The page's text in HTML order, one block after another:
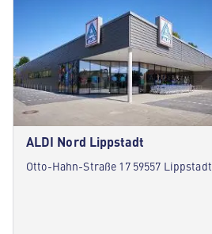
ALDI Nord Lippstadt
Otto-Hahn-Straße 17 59557 Lippstadt